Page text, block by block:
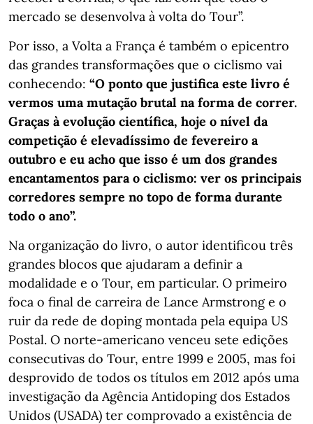
mercado se desenvolva à volta do Tour”.
Por isso, a Volta a França é também o epicentro
das grandes transformações que o ciclismo vai
conhecendo: “O ponto que justifica este livro é
vermos uma mutação brutal na forma de correr.
Graças à evolução científica, hoje o nível da
competição é elevadíssimo de fevereiro a
outubro e eu acho que isso é um dos grandes
encantamentos para o ciclismo: ver os principais
corredores sempre no topo de forma durante
todo o ano”.
Na organização do livro, o autor identificou três
grandes blocos que ajudaram a definir a
modalidade e o Tour, em particular. O primeiro
foca o final de carreira de Lance Armstrong e o
ruir da rede de doping montada pela equipa US
Postal. O norte-americano venceu sete edições
consecutivas do Tour, entre 1999 e 2005, mas foi
desprovido de todos os títulos em 2012 após uma
investigação da Agência Antidoping dos Estados
Unidos (USADA) ter comprovado a existência de